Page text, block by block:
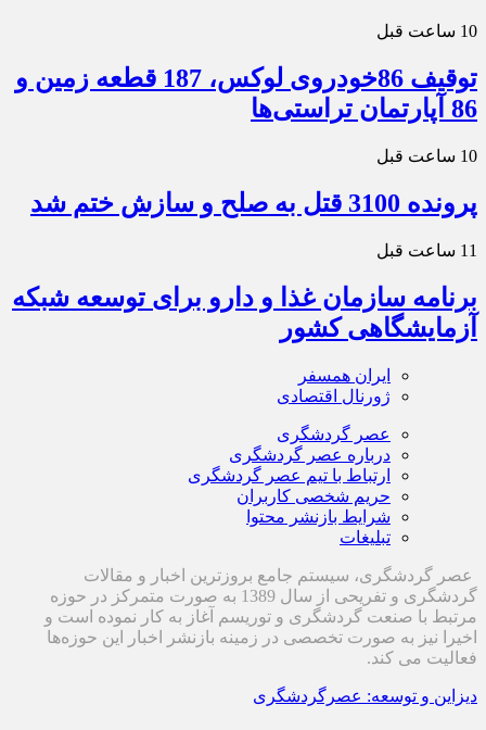
10 ساعت قبل
توقیف 86خودروی لوکس، 187 قطعه زمین و
86 آپارتمان تراستی‌ها
10 ساعت قبل
پرونده 3100 قتل به صلح و سازش ختم شد
11 ساعت قبل
برنامه سازمان غذا و دارو برای توسعه شبکه
آزمایشگاهی کشور
ایران همسفر
ژورنال اقتصادی
عصر گردشگری
درباره عصر گردشگری
ارتباط با تیم عصر گردشگری
حریم شخصی کاربران
شرایط بازنشر محتوا
تبلیغات
عصر گردشگری، سیستم جامع بروزترین اخبار و مقالات
گردشگری و تفریحی از سال 1389 به صورت متمرکز در حوزه
مرتبط با صنعت گردشگری و توریسم آغاز به کار نموده است و
اخیرا نیز به صورت تخصصی در زمینه بازنشر اخبار این حوزه‌ها
فعالیت می کند.
دیزاین و توسعه: عصرگردشگری